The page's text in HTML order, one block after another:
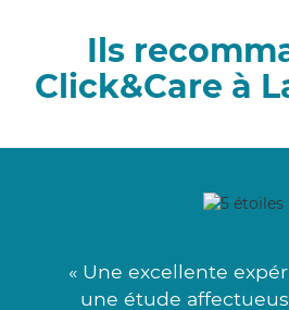
Ils
Click&Care à
« Une excellente
une étude